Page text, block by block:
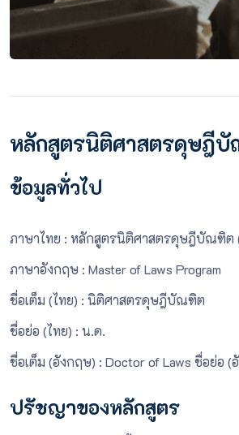
หลักสูตรนิติศาสตรดุษฎี
ข้อมูลทั่วไป
ภาษาไทย : หลักสูตรนิติศาสตรดุษฎีบัณฑิต
ภาษาอังกฤษ : Master of Laws Program
ชื่อเต็ม (ไทย) : นิติศาสตรดุษฎีบัณฑิต
ชื่อย่อ (ไทย) : น.ด.
ชื่อเต็ม (อังกฤษ) : Doctor of Laws ชื่อย่อ (
ปรัชญาของหลักสูตร